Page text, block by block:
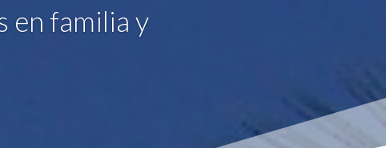
en familia y